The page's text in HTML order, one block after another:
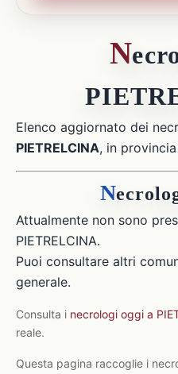
N
Elenco aggiornato dei
PIETRELCINA, in
N
Attualmente non sono
PIETRELCINA.
Puoi consultare altri
generale.
Consulta i necrologi oggi a
reale.
Questa pagina raccoglie i